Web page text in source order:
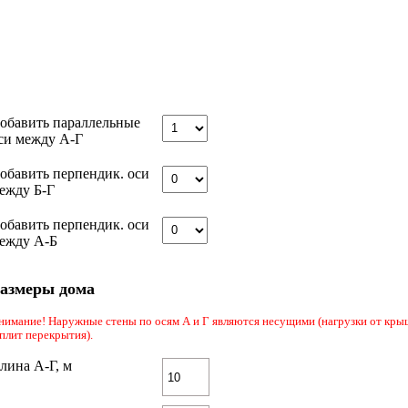
параллельные
между А-Г
перпендик. оси
Б-Г
перпендик. оси
А-Б
дома
Наружные стены по осям А и Г являются несущими (нагрузки от
перекрытия).
А-Г, м